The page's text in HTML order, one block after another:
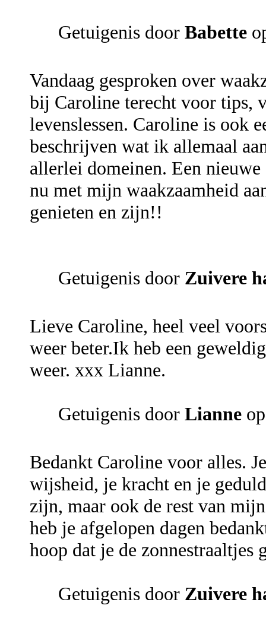
Getuigenis door Babette
Vandaag gesproken over
bij Caroline terecht voor tips,
levenslessen. Caroline is ook
beschrijven wat ik allemaal
allerlei domeinen. Een
nu met mijn waakzaamheid
genieten en zijn!!
Getuigenis door Zuivere
Lieve Caroline, heel veel
weer beter.Ik heb een
weer. xxx Lianne.
Getuigenis door Lianne
Bedankt Caroline voor alles.
wijsheid, je kracht en je
zijn, maar ook de rest van
heb je afgelopen dagen
hoop dat je de zonnestraaltjes
Getuigenis door Zuivere